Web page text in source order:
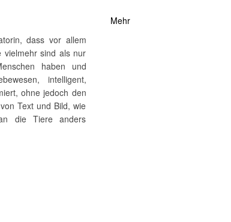
dass vor allem
vielmehr sind als nur
haben und
intelligent,
ohne jedoch den
Text und Bild, wie
die Tiere anders
Mehr